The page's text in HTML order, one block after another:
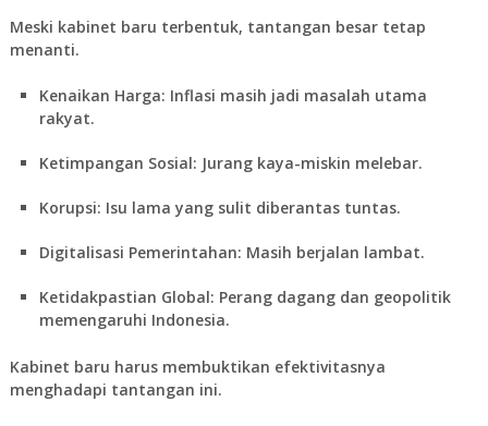
Meski kabinet baru terbentuk, tantangan besar tetap
menanti.
Kenaikan Harga: Inflasi masih jadi masalah utama
rakyat.
Ketimpangan Sosial: Jurang kaya-miskin melebar.
Korupsi: Isu lama yang sulit diberantas tuntas.
Digitalisasi Pemerintahan: Masih berjalan lambat.
Ketidakpastian Global: Perang dagang dan geopolitik
memengaruhi Indonesia.
Kabinet baru harus membuktikan efektivitasnya
menghadapi tantangan ini.